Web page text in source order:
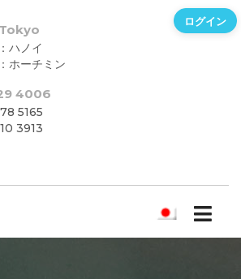
ハノイ
ホーチミン
4006
5165
3913
日本語
ログイン